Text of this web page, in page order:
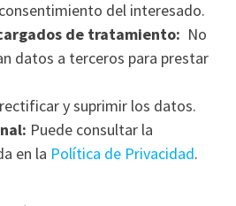
del interesado.
de tratamiento: No
datos a terceros para prestar
y suprimir los datos.
Puede consultar la
en la Política de Privacidad.